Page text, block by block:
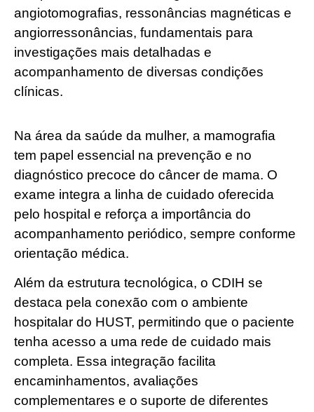
angiotomografias, ressonâncias magnéticas e
angiorressonâncias, fundamentais para
investigações mais detalhadas e
acompanhamento de diversas condições
clínicas.
Na área da saúde da mulher, a mamografia
tem papel essencial na prevenção e no
diagnóstico precoce do câncer de mama. O
exame integra a linha de cuidado oferecida
pelo hospital e reforça a importância do
acompanhamento periódico, sempre conforme
orientação médica.
Além da estrutura tecnológica, o CDIH se
destaca pela conexão com o ambiente
hospitalar do HUST, permitindo que o paciente
tenha acesso a uma rede de cuidado mais
completa. Essa integração facilita
encaminhamentos, avaliações
complementares e o suporte de diferentes